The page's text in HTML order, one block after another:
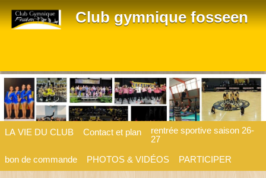
Club gymnique fosseen
LA VIE DU CLUB Contact et plan
rentrée sportive saison 26-
27
bon de commande
PHOTOS & VIDÉOS PARTICIPER
Panneau de gestion des cookies